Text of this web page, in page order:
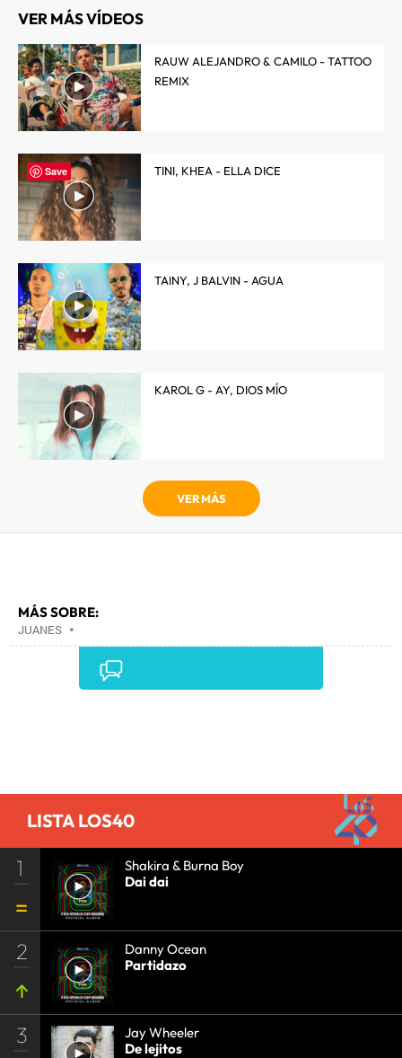
VER MÁS VÍDEOS
RAUW ALEJANDRO & CAMILO - TATTOO
REMIX
TINI, KHEA - ELLA DICE
TAINY, J BALVIN - AGUA
KAROL G - AY, DIOS MÍO
VER MÁS
MÁS SOBRE:
JUANES •
LISTA LOS40
1
Shakira & Burna Boy
Dai dai
2
Danny Ocean
Partidazo
3
Jay Wheeler
De lejitos
Save